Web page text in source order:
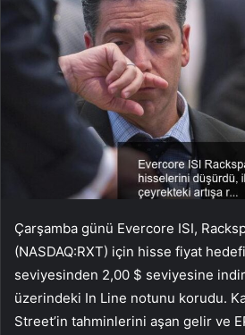
Çarşamba günü Evercore ISI,
(NASDAQ:RXT) için hisse fiyat
seviyesinden 2,00 $ seviyesine
üzerindeki In Line notunu korudu.
Street’in tahminlerini aşan gelir ve